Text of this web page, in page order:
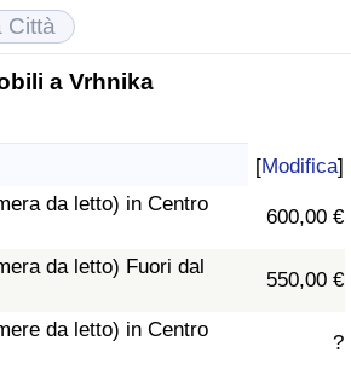
a Vrhnika
[Modifica]
da letto) in Centro
600,00 €
da letto) Fuori dal
550,00 €
da letto) in Centro
?
Vita (corrente)
Vita
Vita per Nazione
Case (Corrente)
Case
Case per Nazione
Vita
della Vita (Corrente)
vita per Paese